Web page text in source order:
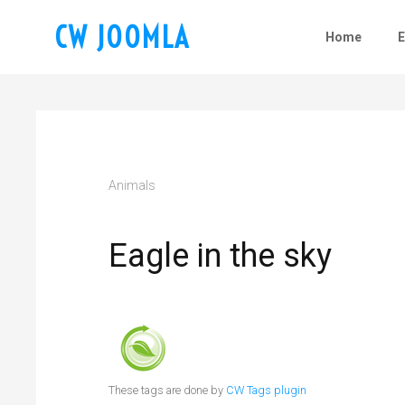
CW JOOMLA Home
Animals
Eagle in the sky
These tags are done by CW Tags plugin